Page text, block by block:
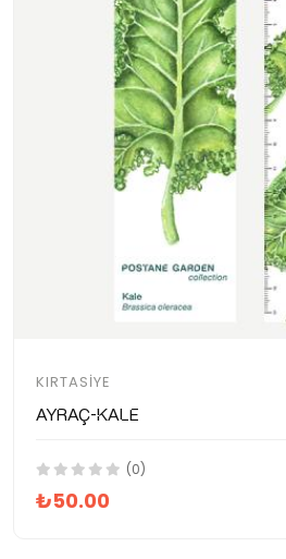
KIRTASIYE
Ayraç-Kale
(0)
₺50.00